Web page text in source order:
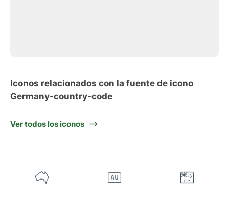
Iconos relacionados con la fuente de icono
Germany-country-code
Ver todos los iconos